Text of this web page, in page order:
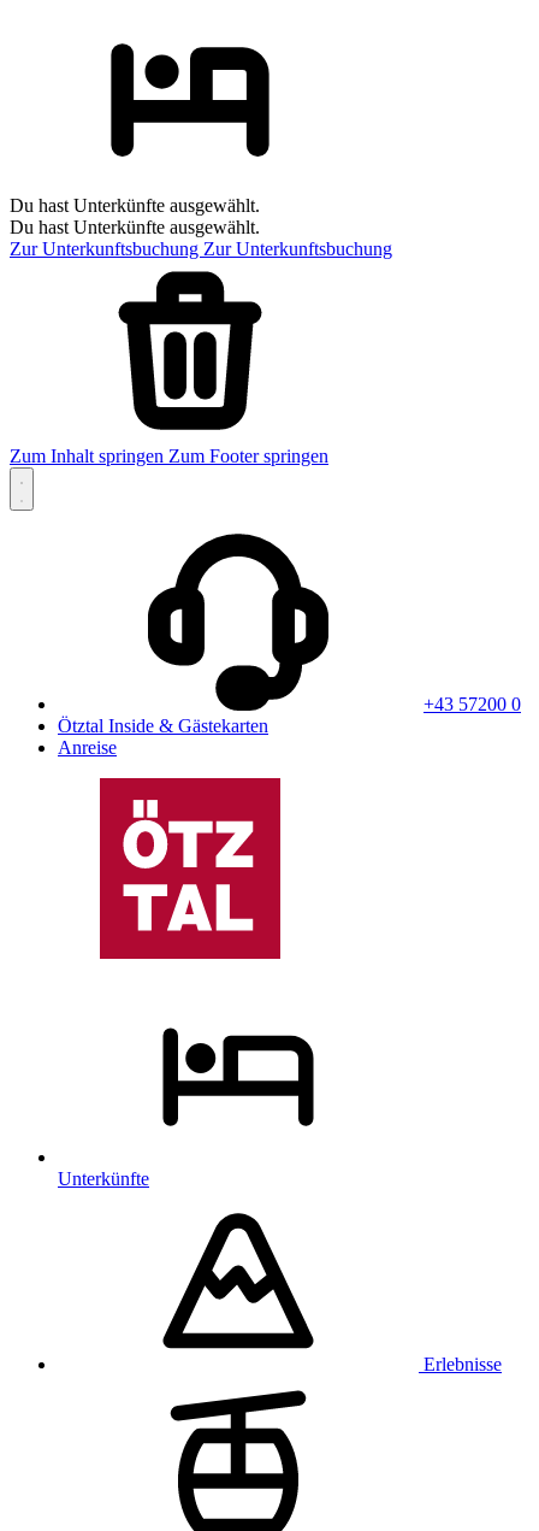
Du hast Unterkünfte ausgewählt.
Du hast Unterkünfte ausgewählt.
Zur Unterkunftsbuchung Zur Unterkunftsbuchung
Zum Inhalt springen Zum Footer springen
+43 57200 0
Ötztal Inside & Gästekarten
Anreise
Unterkünfte
Erlebnisse